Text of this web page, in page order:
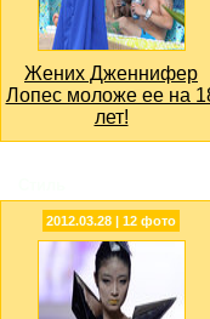
Жених Дженнифер
Лопес моложе ее на
лет!
2012.03.28 | 12 фото